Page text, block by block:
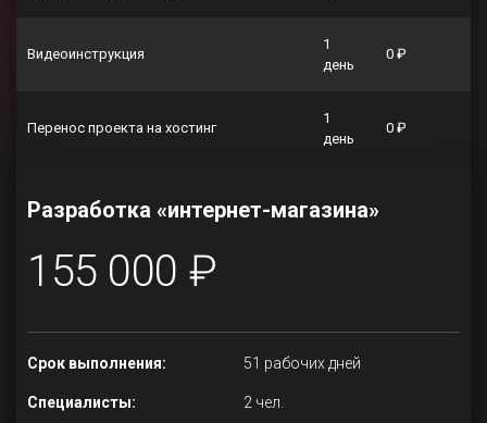
Видеоинструкция
1
день
0 ₽
Перенос проекта на хостинг
1
день
0 ₽
Разработка «интернет-магазина»
155 000 ₽
Срок выполнения: 51 рабочих дней
Специалисты: 2 чел.